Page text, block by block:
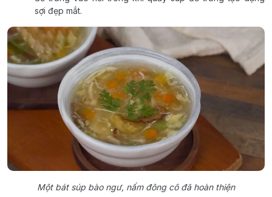
sợi đẹp mắt.
Một bát súp bào ngư, nấm đông cô đã hoàn thiện